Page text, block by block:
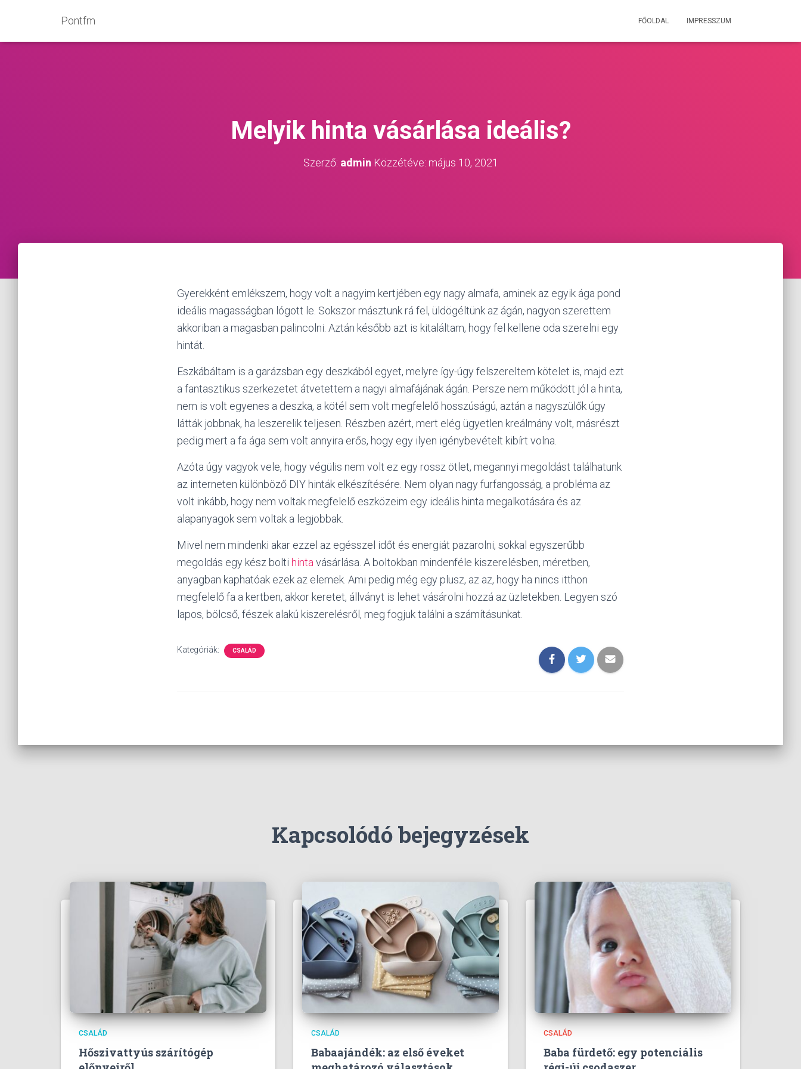
Pontfm FŐOLDAL IMPRESSZUM
Melyik hinta vásárlása ideális?
Szerző: admin Közzétéve: május 10, 2021
Gyerekként emlékszem, hogy volt a nagyim kertjében egy nagy almafa, aminek az egyik ága pond
ideális magasságban lógott le. Sokszor másztunk rá fel, üldögéltünk az ágán, nagyon szerettem
akkoriban a magasban palincolni. Aztán később azt is kitaláltam, hogy fel kellene oda szerelni egy
hintát.
Eszkábáltam is a garázsban egy deszkából egyet, melyre így-úgy felszereltem kötelet is, majd ezt
a fantasztikus szerkezetet átvetettem a nagyi almafájának ágán. Persze nem működött jól a hinta,
nem is volt egyenes a deszka, a kötél sem volt megfelelő hosszúságú, aztán a nagyszülők úgy
látták jobbnak, ha leszerelik teljesen. Részben azért, mert elég ügyetlen kreálmány volt, másrészt
pedig mert a fa ága sem volt annyira erős, hogy egy ilyen igénybevételt kibírt volna.
Azóta úgy vagyok vele, hogy végülis nem volt ez egy rossz ötlet, megannyi megoldást találhatunk
az interneten különböző DIY hinták elkészítésére. Nem olyan nagy furfangosság, a probléma az
volt inkább, hogy nem voltak megfelelő eszközeim egy ideális hinta megalkotására és az
alapanyagok sem voltak a legjobbak.
Mivel nem mindenki akar ezzel az egésszel időt és energiát pazarolni, sokkal egyszerűbb
megoldás egy kész bolti hinta vásárlása. A boltokban mindenféle kiszerelésben, méretben,
anyagban kaphatóak ezek az elemek. Ami pedig még egy plusz, az az, hogy ha nincs itthon
megfelelő fa a kertben, akkor keretet, állványt is lehet vásárolni hozzá az üzletekben. Legyen szó
lapos, bölcső, fészek alakú kiszerelésről, meg fogjuk találni a számításunkat.
Kategóriák: CSALÁD
Kapcsolódó bejegyzések
CSALÁD
Hőszivattyús szárítógép
CSALÁD
Babaajándék: az első éveket
CSALÁD
Baba fürdető: egy potenciális